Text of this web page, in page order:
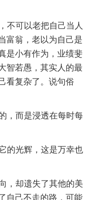
不可以老把自己当人
富翁，老以为自己是
是小有作为，业绩斐
智若愚，其实人的最
看复杂了。说句俗
，而是浸透在每时每
的光辉，这是万幸也
，却遗失了其他的美
自己不走的路，可能